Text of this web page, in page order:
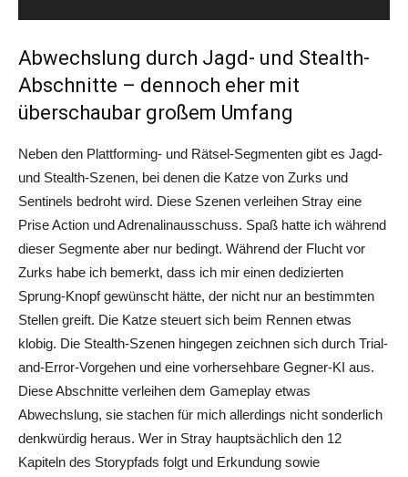
Abwechslung durch Jagd- und Stealth-
Abschnitte – dennoch eher mit
überschaubar großem Umfang
Neben den Plattforming- und Rätsel-Segmenten gibt es Jagd-
und Stealth-Szenen, bei denen die Katze von Zurks und
Sentinels bedroht wird. Diese Szenen verleihen Stray eine
Prise Action und Adrenalinausschuss. Spaß hatte ich während
dieser Segmente aber nur bedingt. Während der Flucht vor
Zurks habe ich bemerkt, dass ich mir einen dedizierten
Sprung-Knopf gewünscht hätte, der nicht nur an bestimmten
Stellen greift. Die Katze steuert sich beim Rennen etwas
klobig. Die Stealth-Szenen hingegen zeichnen sich durch Trial-
and-Error-Vorgehen und eine vorhersehbare Gegner-KI aus.
Diese Abschnitte verleihen dem Gameplay etwas
Abwechslung, sie stachen für mich allerdings nicht sonderlich
denkwürdig heraus. Wer in Stray hauptsächlich den 12
Kapiteln des Storypfads folgt und Erkundung sowie